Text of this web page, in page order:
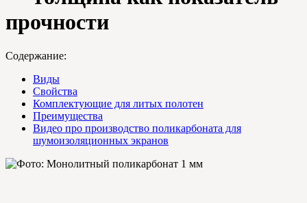
прочности
Содержание:
Виды
Свойства
Комплектующие для литых полотен
Преимущества
Видео про производство поликарбоната для
шумоизоляционных экранов